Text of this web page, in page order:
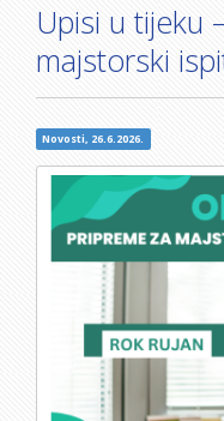
Upisi u tijeku
majstorski
Novosti, 26.6.2026.